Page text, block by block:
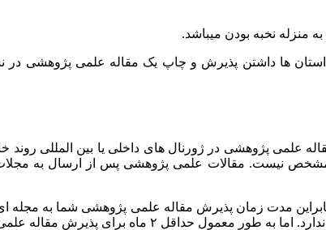
نخبه بودن میباشد.
استان ها داشتن پذیرش و چاپ یک مقاله علمی پژوهشی
پژوهشی در ژورنال های داخلی یا بین المللی روند
نیست. مقالات علمی پژوهشی پس از ارسال به
مدت زمان پذیرش مقاله علمی پژوهشی شما به مجله
مقاله علمی پژوهشی زمان صرف می شود.